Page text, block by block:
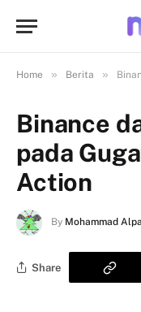
Home » Berita »
Binance
pada
Action
By Mohammad
Share